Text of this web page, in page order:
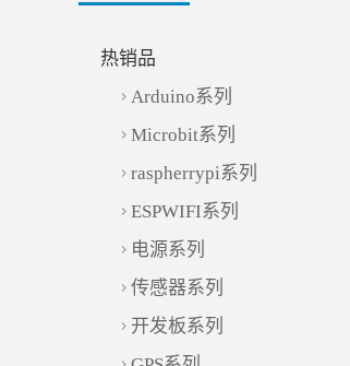
热销品
Arduino系列
Microbit系列
raspherrypi系列
ESPWIFI系列
电源系列
传感器系列
开发板系列